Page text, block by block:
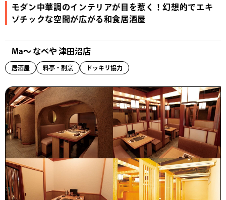
モダン中華調のインテリアが目を惹く！幻想的でエキ
ゾチックな空間が広がる和食居酒屋
Ma〜 なべや 津田沼店
居酒屋 料亭・割烹 ドッキリ協力